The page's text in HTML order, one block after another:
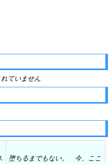
ていません
堕ちるまでもない。 今、ここ